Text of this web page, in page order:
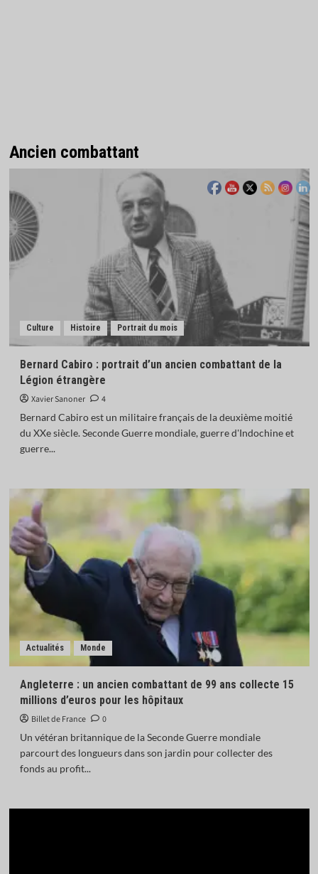
Ancien combattant
Culture Histoire Portrait du mois
Bernard Cabiro : portrait d’un ancien combattant de la
Légion étrangère
Xavier Sanoner
4
Bernard Cabiro est un militaire français de la deuxième moitié
du XXe siècle. Seconde Guerre mondiale, guerre d'Indochine et
guerre...
Actualités Monde
Angleterre : un ancien combattant de 99 ans collecte 15
millions d’euros pour les hôpitaux
Billet de France
0
Un vétéran britannique de la Seconde Guerre mondiale
parcourt des longueurs dans son jardin pour collecter des
fonds au profit...